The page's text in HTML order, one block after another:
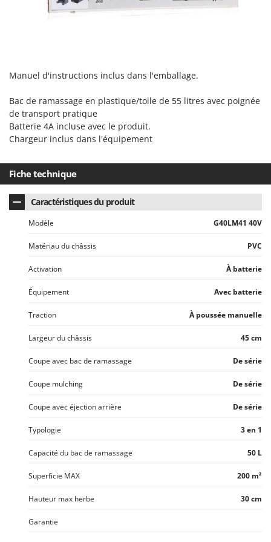
Manuel d'instructions inclus dans l'emballage.
Bac de ramassage en plastique/toile de 55 litres avec poignée
de transport pratique
Batterie 4A incluse avec le produit.
Chargeur inclus dans l'équipement
Fiche technique
Caractéristiques du produit
Modèle G40LM41 40V
Matériau du châssis PVC
Activation À batterie
Équipement Avec batterie
Traction À poussée manuelle
Largeur du châssis 45 cm
Coupe avec bac de ramassage De série
Coupe mulching De série
Coupe avec éjection arrière De série
Typologie 3 en 1
Capacité du bac de ramassage 50 L
Superficie MAX 200 m²
Hauteur max herbe 30 cm
Garantie